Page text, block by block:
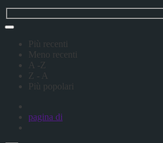
Più recenti
Meno recenti
A -Z
Z - A
Più popolari
pagina di